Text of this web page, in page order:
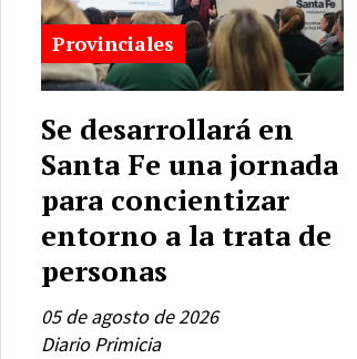
Se desarrollará en
Santa Fe una jornada
para concientizar
entorno a la trata de
personas
Diario Primicia
Provinciales
05 de agosto de 2026